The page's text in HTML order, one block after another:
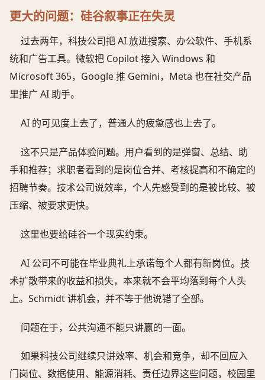
更大的问题：硅谷叙事正在失灵
过去两年，科技公司把 AI 放进搜索、办公软件、手机系
统和广告工具。微软把 Copilot 接入 Windows 和
Microsoft 365，Google 推 Gemini，Meta 也在社交产品
里推广 AI 助手。
AI 的可见度上去了，普通人的疲惫感也上去了。
这不只是产品体验问题。用户看到的是弹窗、总结、助
手和推荐；求职者看到的是岗位合并、考核提高和不确定的
招聘节奏。技术公司说效率，个人先感受到的是被比较、被
压缩、被要求更快。
这里也要给硅谷一个现实约束。
AI 公司不可能在毕业典礼上承诺每个人都有新岗位。技
术扩散带来的收益和损失，本来就不会平均落到每个人头
上。Schmidt 讲机会，并不等于他说错了全部。
问题在于，公共沟通不能只讲赢的一面。
如果科技公司继续只讲效率、机会和竞争，却不回应入
门岗位、数据使用、能源消耗、责任边界这些问题，校园里